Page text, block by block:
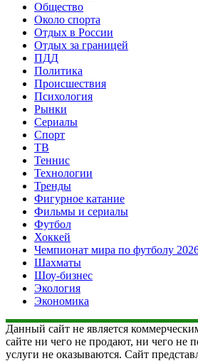
Общество
Около спорта
Отдых в России
Отдых за границей
ПДД
Политика
Происшествия
Психология
Рынки
Сериалы
Спорт
ТВ
Теннис
Технологии
Тренды
Фигурное катание
Фильмы и сериалы
Футбол
Хоккей
Чемпионат мира по футболу
Шахматы
Шоу-бизнес
Экология
Экономика
Данный сайт не является
сайте ни чего не продают, ни чего не
услуги не оказываются. Сайт